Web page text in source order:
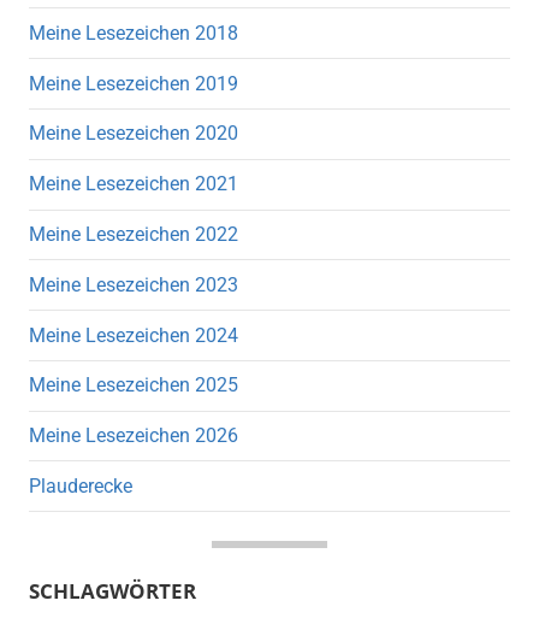
Meine Lesezeichen 2018
Meine Lesezeichen 2019
Meine Lesezeichen 2020
Meine Lesezeichen 2021
Meine Lesezeichen 2022
Meine Lesezeichen 2023
Meine Lesezeichen 2024
Meine Lesezeichen 2025
Meine Lesezeichen 2026
Plauderecke
SCHLAGWÖRTER